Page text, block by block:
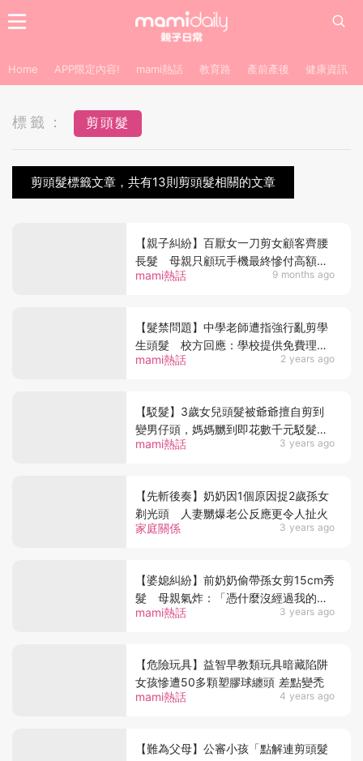
Home APP限定內容! mami熱話 教育路 產前產後 健康資訊
標籤： 剪頭髮
剪頭髮標籤文章，共有13則剪頭髮相關的文章
mami熱話 9 months ago
【親子糾紛】百厭女一刀剪女顧客齊腰
長髮 母親只顧玩手機最終慘付高額賠
償金！
mami熱話 2 years ago
【髮禁問題】中學老師遭指強行亂剪學
生頭髮 校方回應：學校提供免費理髮
服務
mami熱話 3 years ago
【駁髮】3歲女兒頭髮被爺爺擅自剪到
變男仔頭，媽媽嬲到即花數千元駁髮引
議
家庭關係 3 years ago
【先斬後奏】奶奶因1個原因捉2歲孫女
剃光頭 人妻嬲爆老公反應更令人扯火
mami熱話 3 years ago
【婆媳糾紛】前奶奶偷帶孫女剪15cm秀
髮 母親氣炸：「憑什麼沒經過我的同
意！」
mami熱話 4 years ago
【危險玩具】益智早教類玩具暗藏陷阱
女孩慘遭50多顆塑膠球纏頭 差點變禿
【難為父母】公審小孩「點解連剪頭髮